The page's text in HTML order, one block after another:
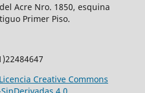
Acre Nro. 1850, esquina
Primer Piso.
Licencia Creative Commons